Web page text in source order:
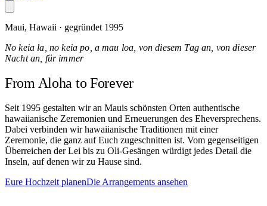
Maui, Hawaii · gegründet 1995
No keia la, no keia po, a mau loa, von diesem Tag an, von dieser
Nacht an, für immer
From Aloha to Forever
Seit 1995 gestalten wir an Mauis schönsten Orten authentische
hawaiianische Zeremonien und Erneuerungen des Eheversprechens.
Dabei verbinden wir hawaiianische Traditionen mit einer
Zeremonie, die ganz auf Euch zugeschnitten ist. Vom gegenseitigen
Überreichen der Lei bis zu Oli-Gesängen würdigt jedes Detail die
Inseln, auf denen wir zu Hause sind.
Eure Hochzeit planenDie Arrangements ansehen